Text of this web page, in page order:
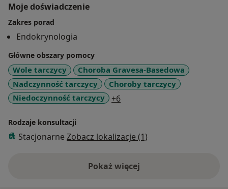
Moje doświadczenie
Zakres porad
Endokrynologia
Główne obszary pomocy
Wole tarczycy
Choroba Gravesa-Basedowa
Nadczynność tarczycy
Choroby tarczycy
Niedoczynność tarczycy
+6a11y_sr_more_diseases
Rodzaje konsultacji
Stacjonarne Zobacz lokalizacje (1)
Pokaż więcejo doświadczeniu